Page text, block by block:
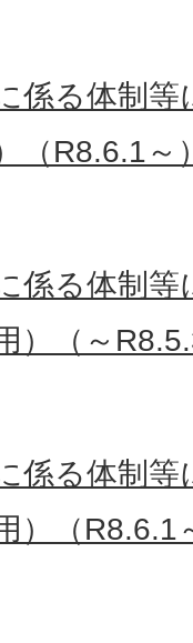
係る体制等
（R8.6.1
係る体制等
）（～
係る体制等
）（